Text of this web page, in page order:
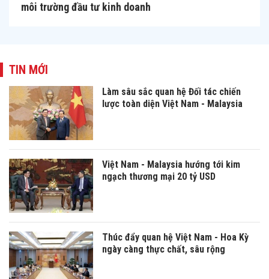
môi trường đầu tư kinh doanh
TIN MỚI
Làm sâu sắc quan hệ Đối tác chiến
lược toàn diện Việt Nam - Malaysia
Việt Nam - Malaysia hướng tới kim
ngạch thương mại 20 tỷ USD
Thúc đẩy quan hệ Việt Nam - Hoa Kỳ
ngày càng thực chất, sâu rộng